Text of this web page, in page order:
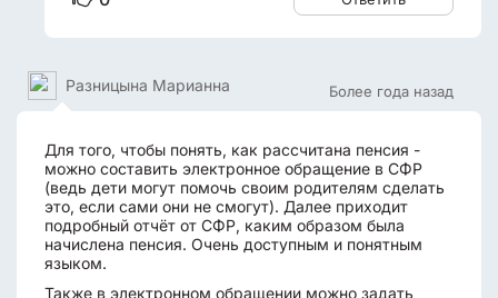
Более года назад
Разницына Марианна
Для того, чтобы понять, как рассчитана пенсия -
можно составить электронное обращение в СФР
(ведь дети могут помочь своим родителям сделать
это, если сами они не смогут). Далее приходит
подробный отчёт от СФР, каким образом была
начислена пенсия. Очень доступным и понятным
языком.
Также в электронном обращении можно задать